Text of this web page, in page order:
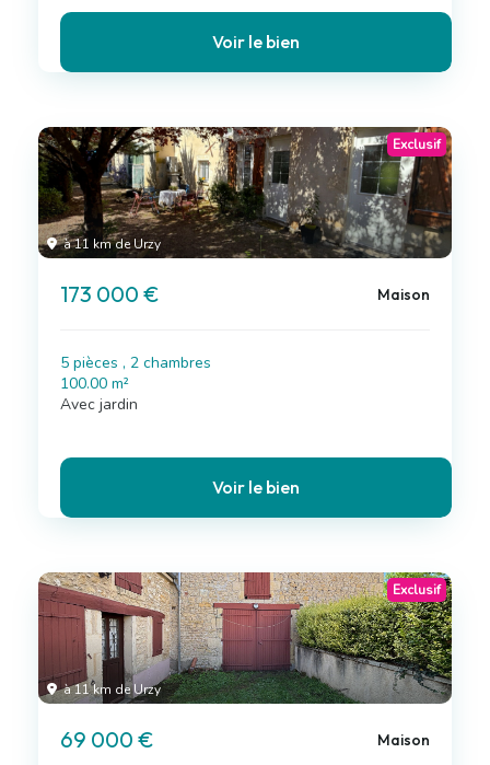
Voir le bien
à 11 km de Urzy
Exclusif
173 000 € Maison
5 pièces , 2 chambres
100.00 m²
Avec jardin
Voir le bien
à 11 km de Urzy
Exclusif
69 000 € Maison